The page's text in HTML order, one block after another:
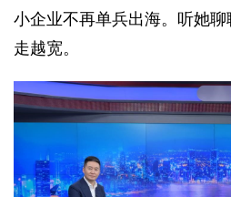
小企业不再单兵出海。听她
走越宽。